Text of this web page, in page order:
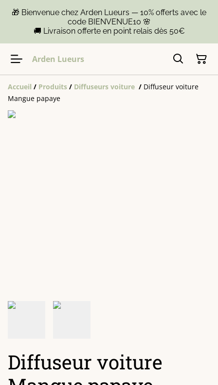
🎁 Bienvenue chez Arden Lueurs — 10% offerts avec le
code BIENVENUE10 🌸
🚚 Livraison offerte en point relais dès 50€
Arden Lueurs
Accueil / Produits / Diffuseurs voiture / Diffuseur voiture
Mangue papaye
Diffuseur voiture